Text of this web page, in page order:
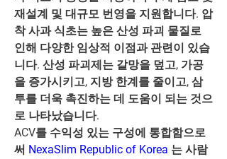
재설계 및 대규모 번영을 지원합니다. 압
착 사과 식초는 높은 산성 파괴 물질로
인해 다양한 임상적 이점과 관련이 있습
니다. 산성 파괴제는 갈망을 덮고, 가공
을 증가시키고, 지방 한계를 줄이고, 삼
투를 더욱 촉진하는 데 도움이 되는 것으
로 나타났습니다.
ACV를 수익성 있는 구성에 통합함으로
써 NexaSlim Republic of Korea 는 사람